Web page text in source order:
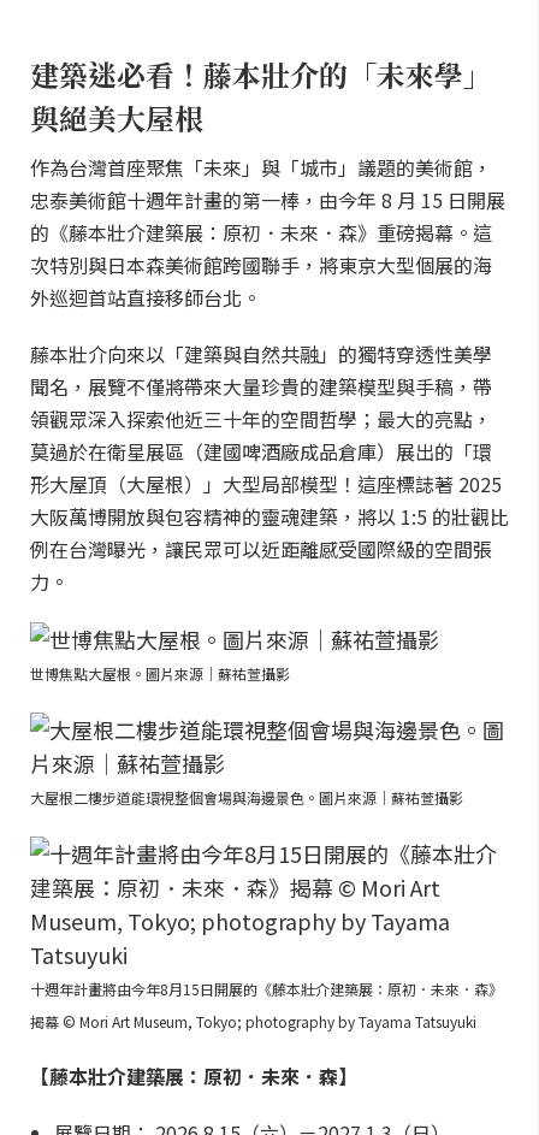
建築迷必看！藤本壯介的「未來學」
與絕美大屋根
作為台灣首座聚焦「未來」與「城市」議題的美術館，
忠泰美術館十週年計畫的第一棒，由今年 8 月 15 日開展
的《藤本壯介建築展：原初．未來．森》重磅揭幕。這
次特別與日本森美術館跨國聯手，將東京大型個展的海
外巡迴首站直接移師台北。
藤本壯介向來以「建築與自然共融」的獨特穿透性美學
聞名，展覽不僅將帶來大量珍貴的建築模型與手稿，帶
領觀眾深入探索他近三十年的空間哲學；最大的亮點，
莫過於在衛星展區（建國啤酒廠成品倉庫）展出的「環
形大屋頂（大屋根）」大型局部模型！這座標誌著 2025
大阪萬博開放與包容精神的靈魂建築，將以 1:5 的壯觀比
例在台灣曝光，讓民眾可以近距離感受國際級的空間張
力。
世博焦點大屋根。圖片來源｜蘇祐萱攝影
大屋根二樓步道能環視整個會場與海邊景色。圖片來源｜蘇祐萱攝影
十週年計畫將由今年8月15日開展的《藤本壯介建築展：原初．未來．森》
揭幕 © Mori Art Museum, Tokyo; photography by Tayama Tatsuyuki
【藤本壯介建築展：原初．未來．森】